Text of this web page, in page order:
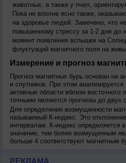
животных, а также у пчел,
Пока не вполне ясно также,
на здоровье людей. Замечено, что
повышенному стрессу за 1-2 дня до
момент появления вспышек на
флуктуаций магнитного поля на
Измерение и прогноз
Прогноз магнитных бурь основан на
и спутников. При этом
активные области вблизи
точными являются прогнозы до двух
Для определения возмущенности
называемый К-индекс. Это
интервалам. К-индекс определяется
значение, тем более возмущенным
больше 4 соответствуют магнитным
РЕКЛАМА